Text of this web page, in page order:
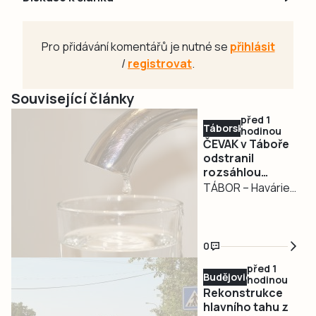
Pro přidávání komentářů je nutné se přihlásit
/registrovat.
Související články
Táborsko
před 1
hodinou
ČEVAK v Táboře
odstranil
rozsáhlou
havárii a v půl
TÁBOR – Havárie
odpoledne ocitla
bez vody zhruba
třetina města v
severní části
Tábora, je
0
Budějovicko
před 1
hodinou
Rekonstrukce
hlavního tahu z